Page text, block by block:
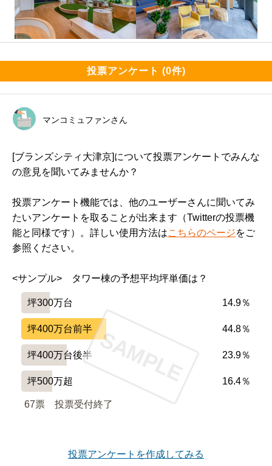
投票アンケート (0件)
マンコミュファンさん
[ブランズシティ大津京]について投票アンケートでみんな
の意見を聞いてみませんか？
投票アンケート機能では、他のユーザーさんに聞いてみ
たいアンケートを取ることが出来ます（Twitterの投票機
能と同様です）。詳しい使用方法はこちらのページをご
参照ください。
<サンプル>　タワー棟の予想平均坪単価は？
坪300万台 14.9％
坪400万台前半 44.8％
坪400万台後半 23.9％
坪500万超 16.4％
67票 投票受付終了
SAMPLE
投票アンケートを作成してみる